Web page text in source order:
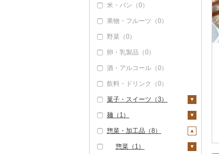
米・パン（0）
果物・フルーツ（0）
野菜（0）
卵・乳製品（0）
酒・アルコール（0）
飲料・ドリンク（0）
菓子・スイーツ（3）
ケーキ（0）
クッキー（0）
焼き菓子（0）
麺（1）
ラーメン（1）
うどん（1）
惣菜・加工品（8）
惣菜（1）